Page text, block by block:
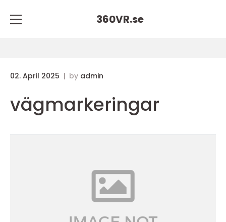
360VR.se
02. April 2025 by admin
vägmarkeringar